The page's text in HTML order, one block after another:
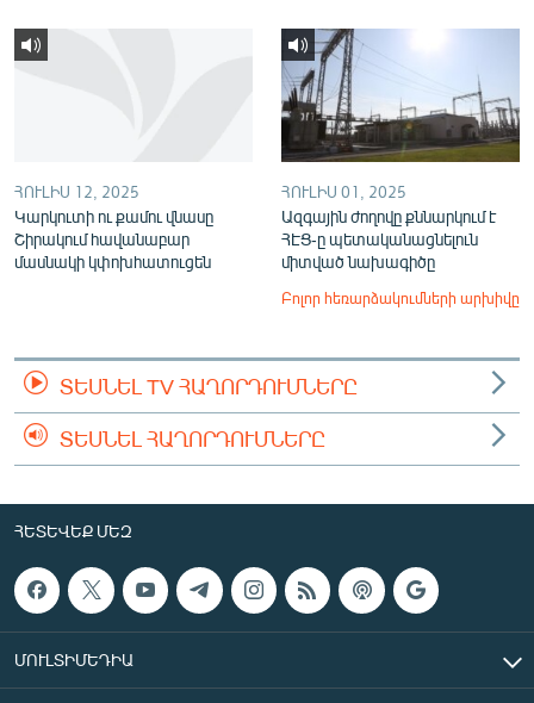
ՀՈՒԼԻՍ 12, 2025
Կարկուտի ու քամու վնասը
Շիրակում հավանաբար
մասնակի կփոխհատուցեն
ՀՈՒԼԻՍ 01, 2025
Ազգային ժողովը քննարկում է
ՀԷՑ-ը պետականացնելուն
միտված նախագիծը
Բոլոր հեռարձակումների արխիվը
ՏԵՍՆԵԼ TV ՀԱՂՈՐԴՈՒՄՆԵՐԸ
ՏԵՍՆԵԼ ՀԱՂՈՐԴՈՒՄՆԵՐԸ
ՀԵՏԵՎԵՔ ՄԵԶ
ՄՈՒԼՏԻՄԵԴԻԱ